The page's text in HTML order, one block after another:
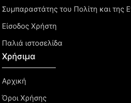
Συμπαραστάτης του Πολίτη και της
Είσοδος Χρήστη
Παλιά ιστοσελίδα
Χρήσιμα
Αρχική
Όροι Χρήσης